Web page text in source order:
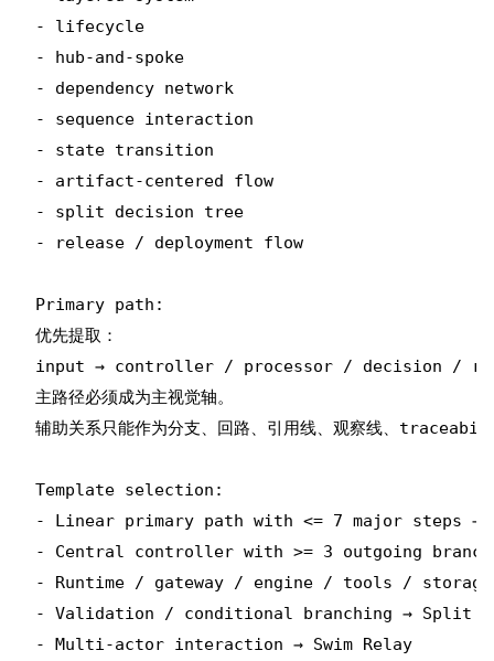
- lifecycle
- hub-and-spoke
- dependency network
- sequence interaction
- state transition
- artifact-centered flow
- split decision tree
- release / deployment flow
Primary path:
优先提取：
input → controller / processor / decision /
主路径必须成为主视觉轴。
辅助关系只能作为分支、回路、引用线、观察线、
Template selection:
- Linear primary path with <= 7 major steps →
- Central controller with >= 3 outgoing
- Runtime / gateway / engine / tools /
- Validation / conditional branching → Split
- Multi-actor interaction → Swim Relay